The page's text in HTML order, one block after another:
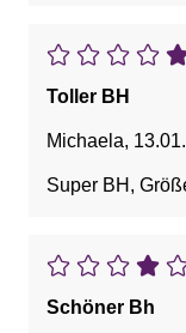
Toller BH
Michaela,
Super BH,
Schöner Bh